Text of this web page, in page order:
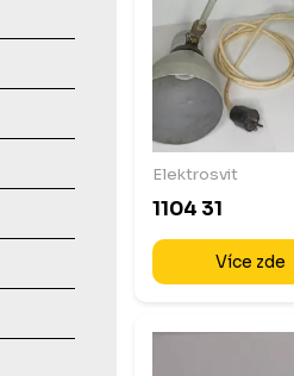
Elektrosvit
1104 31
Více zde